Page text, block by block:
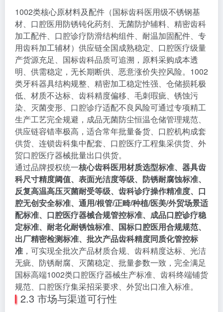
1002类核心原材料及配件（国标齿科医用级不锈钢基
材、口腔医用防锈钝化药剂、无菌防护辅料、精密齿科
加工配件、口腔诊疗防滑结构组件、耐温加固配件、专
用齿科加工辅材）供应链全国成熟稳定、口腔医疗级量
产货源充足、国标齿科品质可追溯，原料采购成本透
明、供需稳定，无长期断供、恶意涨价失控风险。1002
类牙科器具结构规整、精密加工稳定性强、仓储损耗极
低、材质不达标、齿科精度偏移、毛刺瑕疵、锈蚀污
染、灭菌变形、口腔诊疗适配不良风险可通过专项精工
生产工艺完全规避，成品无菌防尘恒温仓储管理规范、
供应链容错率极高，适合常年批量备货、口腔机构成套
供货、连锁齿科集中配套、口腔医疗工程集采供货、外
贸口腔医疗器械批量出口供货。
通过品牌授权统一核心齿科医用材质选型标准、器具齿
科尺寸精度阈值、表面光洁度等级、防锈耐腐蚀标准、
反复高温高压灭菌耐受等级、齿科诊疗操作精准度、口
腔无创安全标准、通用/根管/正畸/种植/医美/外贸场景适
配标准、口腔医疗器械合规管控标准、成品口腔诊疗稳
定标准、耐老化耐锈蚀标准、国标口腔医用合规规范、
出厂精密检测标准、批次产品齿科精度同质化管控标
准 ，可实现全批次产品材质合规、齿科精度达标、光洁
无疵、防锈耐腐、灭菌稳定、批量参数一致，完全满足
国标高端1002类口腔医疗器械生产标准、齿科终端铺货
规范、口腔医疗集采招采要求、外贸出口准入标准。
2.3 市场与渠道可行性